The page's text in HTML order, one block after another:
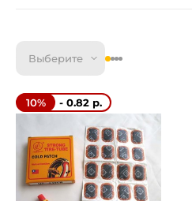
Выберите
10% - 0.82 р.